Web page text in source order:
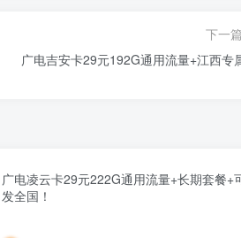
下一篇
广电吉安卡29元192G通用流量+江西专
广电凌云卡29元222G通用流量+长期套餐+
发全国！